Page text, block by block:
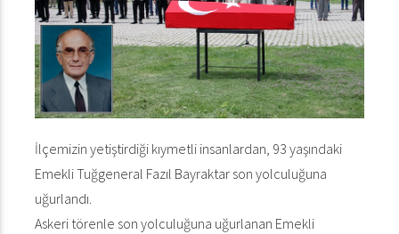
İlçemizin yetiştirdiği kıymetli insanlardan, 93 yaşındaki
Emekli Tuğgeneral Fazıl Bayraktar son yolculuğuna
uğurlandı.
Askeri törenle son yolculuğuna uğurlanan Emekli